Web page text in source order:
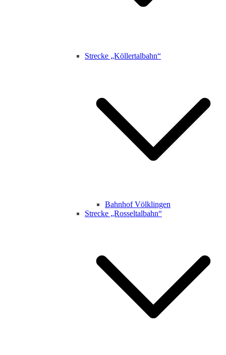
Strecke „Köllertalbahn“
Bahnhof Völklingen
Strecke „Rosseltalbahn“